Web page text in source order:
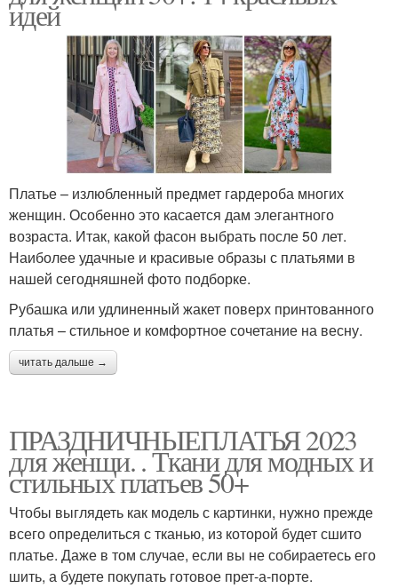
идей
Платье – излюбленный предмет гардероба многих
женщин. Особенно это касается дам элегантного
возраста. Итак, какой фасон выбрать после 50 лет.
Наиболее удачные и красивые образы с платьями в
нашей сегодняшней фото подборке.
Рубашка или удлиненный жакет поверх принтованного
платья – стильное и комфортное сочетание на весну.
читать дальше →
ПРАЗДНИЧНЫЕПЛАТЬЯ 2023
для женщи. . Ткани для модных и
стильных платьев 50+
Чтобы выглядеть как модель с картинки, нужно прежде
всего определиться с тканью, из которой будет сшито
платье. Даже в том случае, если вы не собираетесь его
шить, а будете покупать готовое прет-а-порте.